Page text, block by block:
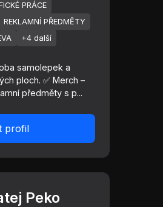
PRÁCE
REKLAMNÍ PŘEDMĚTY
+4 další
samolepek a
ploch. ✅ Merch –
předměty s p...
profil
Peko